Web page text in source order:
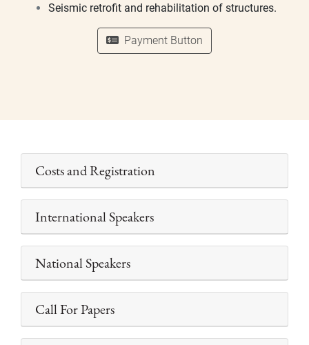
Seismic retrofit and rehabilitation of structures.
Payment Button
Costs and Registration
International Speakers
National Speakers
Call For Papers